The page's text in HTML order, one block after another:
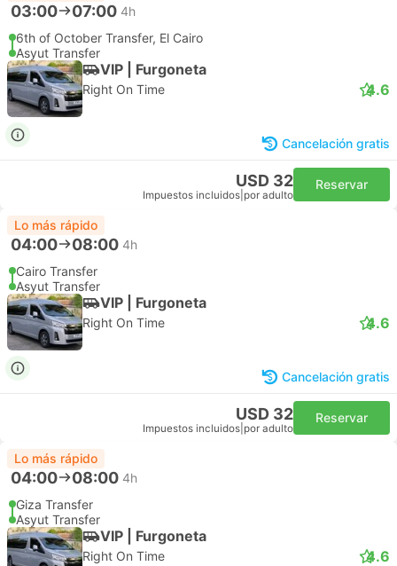
03:00 07:00 4h
6th of October Transfer, El Cairo
Asyut Transfer
VIP | Furgoneta
Right On Time 4.6
Cancelación gratis
USD 32
Impuestos incluidos por adulto
Reservar
Lo más rápido
04:00 08:00 4h
Cairo Transfer
Asyut Transfer
VIP | Furgoneta
Right On Time 4.6
Cancelación gratis
USD 32
Impuestos incluidos por adulto
Reservar
Lo más rápido
04:00 08:00 4h
Giza Transfer
Asyut Transfer
VIP | Furgoneta
Right On Time 4.6